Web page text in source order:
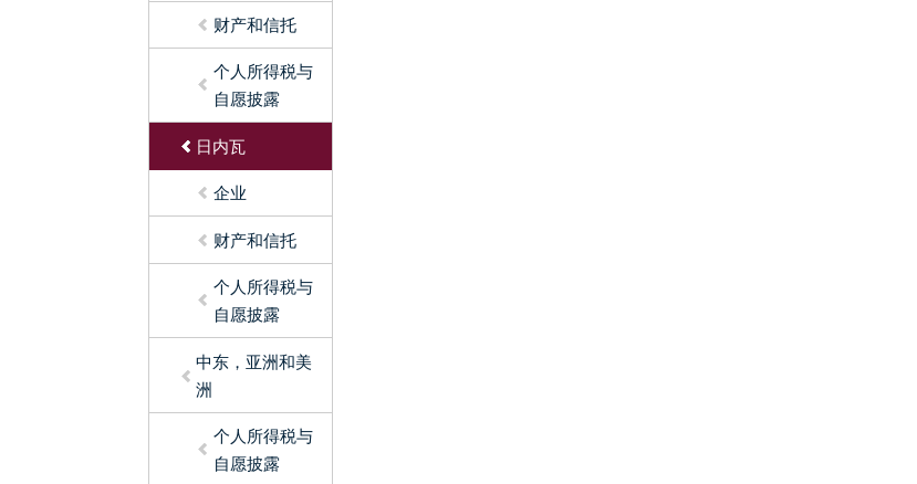
财产和信托
个人所得税与
自愿披露
日内瓦
企业
财产和信托
个人所得税与
自愿披露
中东，亚洲和美
洲
个人所得税与
自愿披露